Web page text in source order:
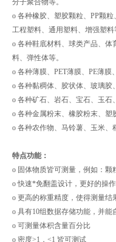
o 各种橡胶、塑胶颗粒、PP颗粒
工程塑料、通用塑料、增强塑料
o 各种鞋底材料、球类产品、体
料、弹性体等。
o 各种薄膜、PET薄膜、PE薄膜
o 各种黏稠体、胶状体、玻璃胶
o 各种矿石、岩石、宝石、玉石
o 各种金属粉末、橡胶粉末、塑
o 各种农作物、马铃薯、玉米、
特点功能：
o 固体物质皆可测量，例如：
o 快速*免翻盖设计，更好的操
o 更高的称重精度，使得测量结
o 具有10组数据存储功能，并能
o 可测量体积含量百分比
o 密度>1，<1 皆可测试